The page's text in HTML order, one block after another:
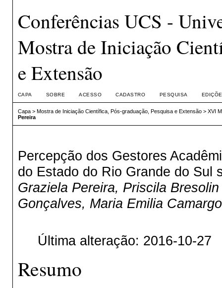
Conferências UCS -
Mostra de Iniciação
e Extensão
CAPA SOBRE ACESSO CADASTRO PESQUISA
Capa> Mostra de Iniciação Científica, Pós-graduação, Pesquisa e Extensão> XVI
Pereira
Percepção dos Gestores
do Estado do Rio Grande do Sul
Graziela Pereira, Priscila
Gonçalves, Maria Emilia Camargo
Última alteração: 2016-10-27
Resumo